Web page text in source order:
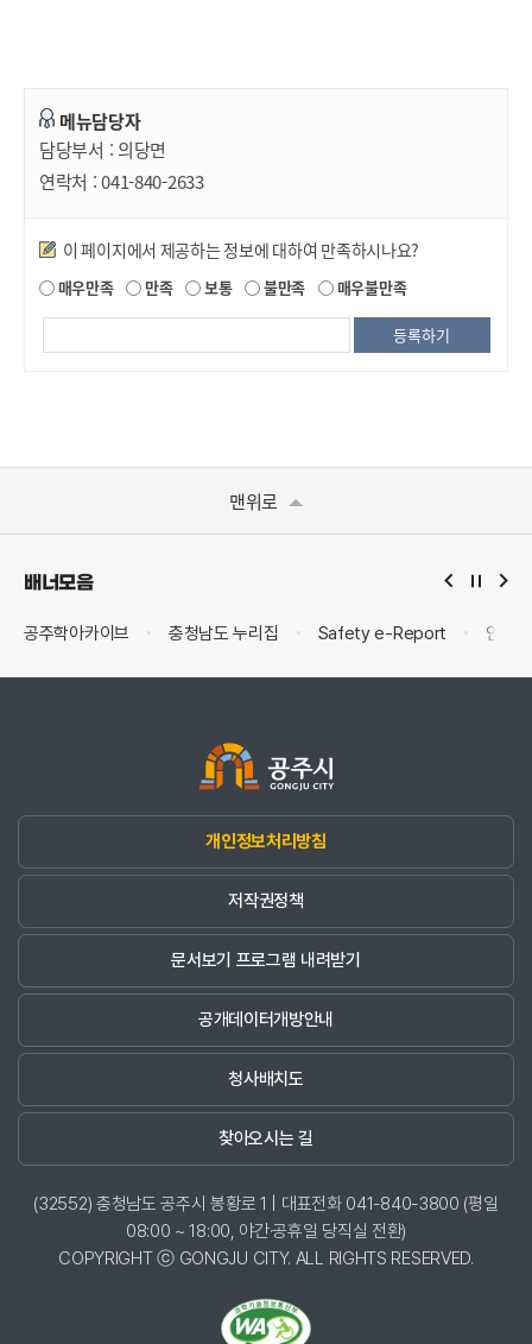
메뉴담당자
담당부서 : 의당면
연락처 :041-840-2633
만족도조사
이 페이지에서 제공하는 정보에 대하여 만족하시나요?
매우만족 만족 보통 불만족 매우불만족
맨위로
배너모음
공주학아카이브 충청남도 누리집 Safety e-Report 안전
개인정보처리방침
저작권정책
문서보기 프로그램 내려받기
공개데이터개방안내
청사배치도
찾아오시는 길
(32552) 충청남도 공주시 봉황로 1 | 대표전화 041-840-3800 (평일
08:00 ~ 18:00, 야간·공휴일 당직실 전환)
COPYRIGHT ⓒ GONGJU CITY. ALL RIGHTS RESERVED.